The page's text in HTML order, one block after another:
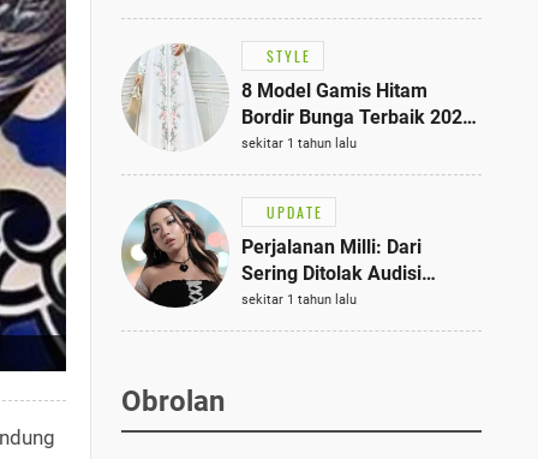
Fashionmu
STYLE
8 Model Gamis Hitam
Bordir Bunga Terbaik 2025,
Stylish untuk Hangout
hingga Acara Semi-Formal
sekitar 1 tahun lalu
UPDATE
Perjalanan Milli: Dari
Sering Ditolak Audisi
hingga Menjadi Rapper Top
10 Thailand
sekitar 1 tahun lalu
Obrolan